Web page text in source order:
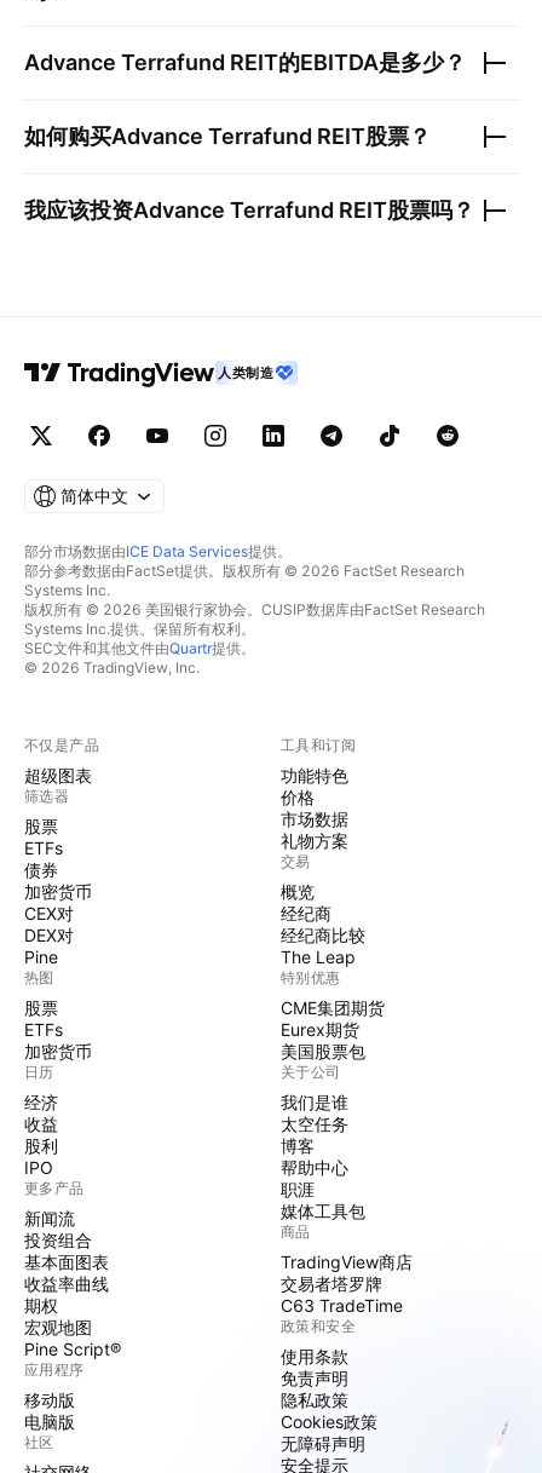
Advance Terrafund REIT的EBITDA是多少？
如何购买Advance Terrafund REIT股票？
我应该投资Advance Terrafund REIT股票吗？
人类制造
简体中文
部分市场数据由ICE Data Services提供。
部分参考数据由FactSet提供。版权所有 © 2026 FactSet Research
Systems Inc.
版权所有 © 2026 美国银行家协会。CUSIP数据库由FactSet Research
Systems Inc.提供。保留所有权利。
SEC文件和其他文件由Quartr提供。
© 2026 TradingView, Inc.
不仅是产品
超级图表
筛选器
股票
ETFs
债券
加密货币
CEX对
DEX对
Pine
热图
股票
ETFs
加密货币
日历
经济
收益
股利
IPO
更多产品
新闻流
投资组合
基本面图表
收益率曲线
期权
宏观地图
Pine Script®
应用程序
移动版
电脑版
社区
工具和订阅
功能特色
价格
市场数据
礼物方案
交易
概览
经纪商
经纪商比较
The Leap
特别优惠
CME集团期货
Eurex期货
美国股票包
关于公司
我们是谁
太空任务
博客
帮助中心
职涯
媒体工具包
商品
TradingView商店
交易者塔罗牌
C63 TradeTime
政策和安全
使用条款
免责声明
隐私政策
Cookies政策
无障碍声明
安全提示